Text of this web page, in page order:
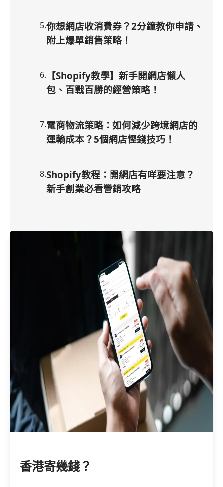
香港寄幾錢？
5.你想網店收消費券？2分鐘教你申請、
附上爆單銷售策略！
6. 【Shopify教學】新手開網店懶人
包、百戰百勝的經營策略！
7.電商物流策略：如何減少跨境網店的
運輸成本？5個網店慳錢技巧！
8.Shopify教程：開網店有咩要注意？
新手創業必看營銷攻略